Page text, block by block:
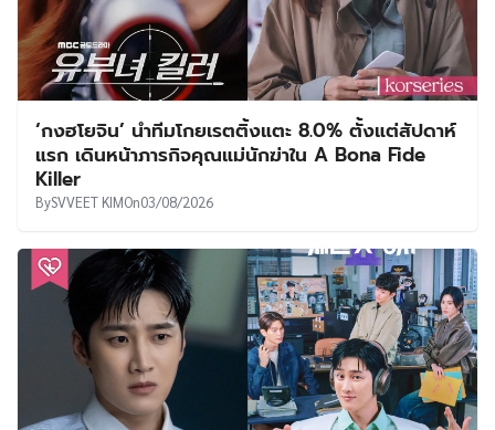
‘กงฮโยจิน’ นำทีมโกยเรตติ้งแตะ 8.0% ตั้งแต่สัปดาห์
แรก เดินหน้าภารกิจคุณแม่นักฆ่าใน A Bona Fide
Killer
BySVVEET KIMOn03/08/2026